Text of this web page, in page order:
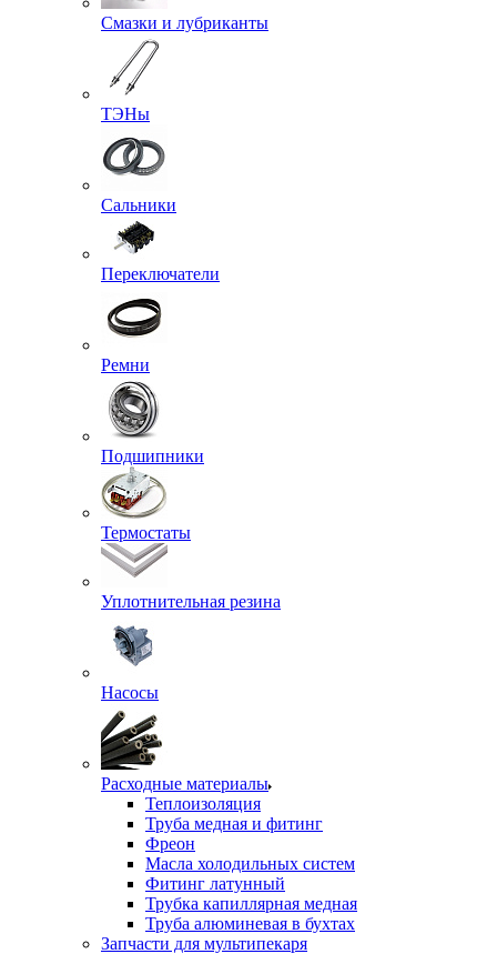
Смазки и лубриканты
ТЭНы
Сальники
Переключатели
Ремни
Подшипники
Термостаты
Уплотнительная резина
Насосы
Расходные материалы
Теплоизоляция
Труба медная и фитинг
Фреон
Масла холодильных систем
Фитинг латунный
Трубка капиллярная медная
Труба алюминевая в бухтах
Запчасти для мультипекаря